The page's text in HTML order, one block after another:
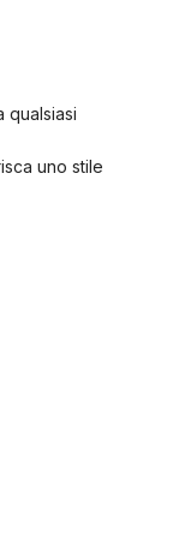
qualsiasi
uno stile